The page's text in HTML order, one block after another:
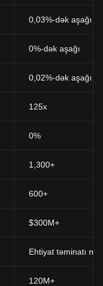
0,03%-dək aşağı
0%-dək aşağı
0,02%-dək aşağı
125x
0%
1,300+
600+
$300M+
Ehtiyat təminatı
120M+